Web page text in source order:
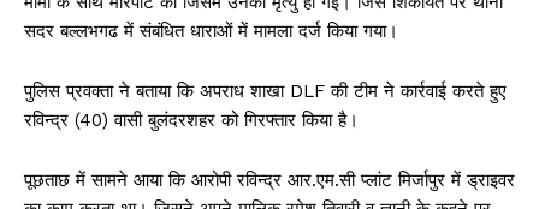
सदर बल्लभगढ में संबंधित धाराओं में मामला दर्ज किया गया।
पुलिस प्रवक्ता ने बताया कि अपराध शाखा DLF की टीम ने कार्रवाई करते हुए
रविन्द्र (40) वासी बुलंदरशहर को गिरफ्तार किया है।
पूछताछ में सामने आया कि आरोपी रविन्द्र आर.एम.सी प्लांट मिर्जापुर में ड्राइवर